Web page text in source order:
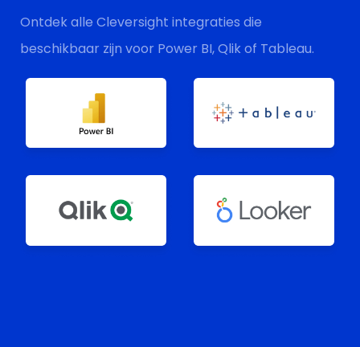
Ontdek alle Cleversight integraties die
beschikbaar zijn voor Power BI, Qlik of Tableau.